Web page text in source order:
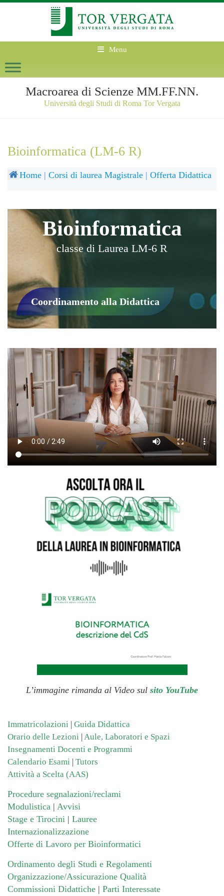
Menu
Macroarea di Scienze MM.FF.NN.
Università degli Studi di Roma Tor Vergata
Bioinformatica (LM-6 R)
Home | Corsi di laurea Magistrale | Offerta Didattica
Bioinformatica
classe di Laurea LM-6 R
Coordinamento alla Didattica
L’immagine rimanda al Video sul sito YouTube
Immatricolazioni Guida Didattica
Orario delle Lezioni Aule, Laboratori e Spazi
Insegnamenti Docenti e Programmi
Calendario Esami Tutors
Attività a Scelta (AAS)
Procedure segnalazioni/reclami
Modulistica | Avvisi
Stage e Tirocini | Lauree
Internazionalizzazione
Offerte di Lavoro per Bioinformatici
Ordinamento degli Studi e Regolamenti
Organizzazione/Assicurazione Qualità
Commissioni Didattiche | Parti Interessate